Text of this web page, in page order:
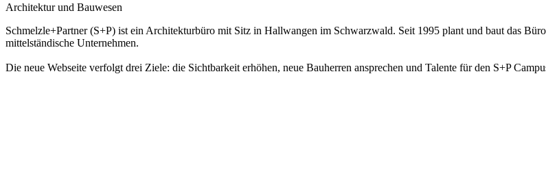
Architektur und Bauwesen
Schmelzle+Partner (S+P) ist ein Architekturbüro mit Sitz in Hallwangen im Schwarzwald. Seit 1995 plant und baut das
mittelständische Unternehmen.
Die neue Webseite verfolgt drei Ziele: die Sichtbarkeit erhöhen, neue Bauherren ansprechen und Talente für den S+P